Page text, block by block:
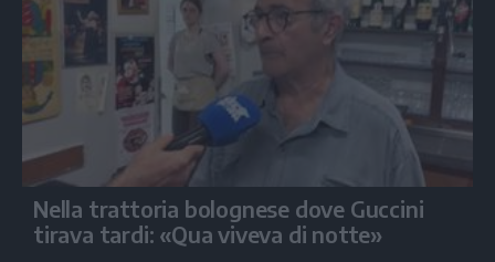
Nella trattoria bolognese dove Guccini
tirava tardi: «Qua viveva di notte»